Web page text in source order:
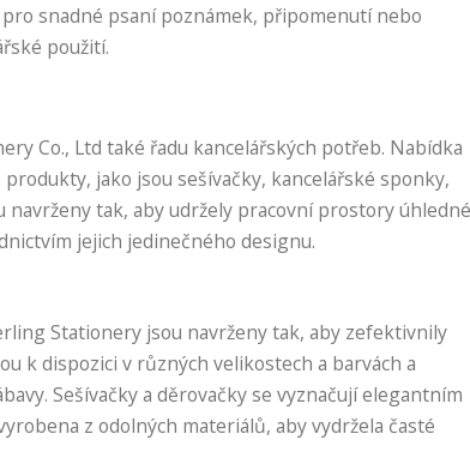
snadné psaní poznámek, připomenutí nebo
použití.
Co., Ltd také řadu kancelářských potřeb. Nabídka
jako jsou sešívačky, kancelářské sponky,
navrženy tak, aby udržely pracovní prostory úhledné
jejich jedinečného designu.
Stationery jsou navrženy tak, aby zefektivnily
k dispozici v různých velikostech a barvách a
Sešívačky a děrovačky se vyznačují elegantním
z odolných materiálů, aby vydržela časté